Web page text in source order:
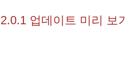
2.0.1 업데이트 미리 보기